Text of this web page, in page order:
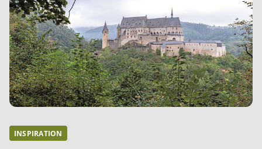
INSPIRATION